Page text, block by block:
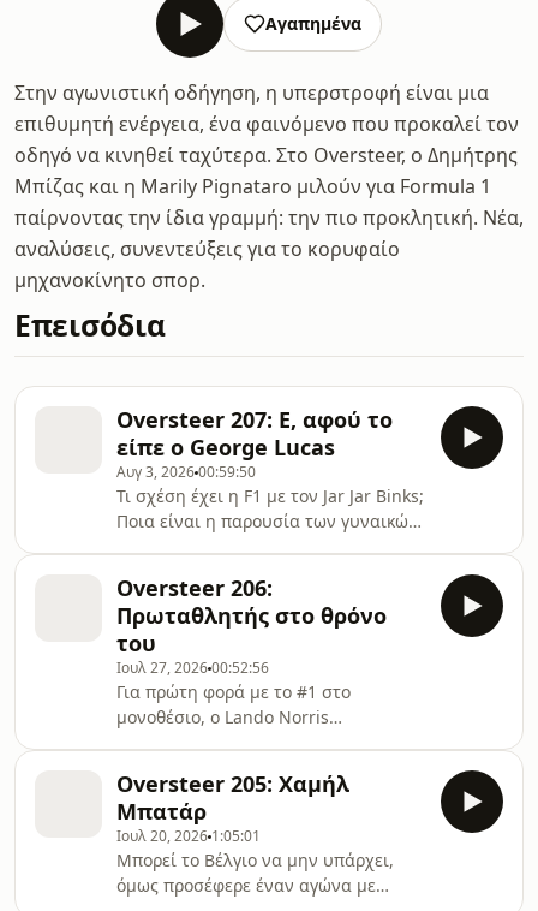
Αγαπημένα
Στην αγωνιστική οδήγηση, η υπερστροφή είναι μια
επιθυμητή ενέργεια, ένα φαινόμενο που προκαλεί τον
οδηγό να κινηθεί ταχύτερα. Στο Oversteer, ο Δημήτρης
Μπίζας και η Marily Pignataro μιλούν για Formula 1
παίρνοντας την ίδια γραμμή: την πιο προκλητική. Νέα,
αναλύσεις, συνεντεύξεις για το κορυφαίο
μηχανοκίνητο σπορ.
Επεισόδια
Oversteer 207: Ε, αφού το
είπε ο George Lucas
Αυγ 3, 202600:59:50
Τι σχέση έχει η F1 με τον Jar Jar Binks;
Ποια είναι η παρουσία των γυναικών
Oversteer 206:
Πρωταθλητής στο θρόνο
του
Ιουλ 27, 202600:52:56
Για πρώτη φορά με το #1 στο
μονοθέσιο, ο Lando Norris
έχασε μια τεράστια&#8230;
Oversteer 205: Χαμήλ
Μπατάρ
Ιουλ 20, 2026 1:05:01
Μπορεί το Βέλγιο να μην υπάρχει,
όμως προσέφερε έναν αγώνα με